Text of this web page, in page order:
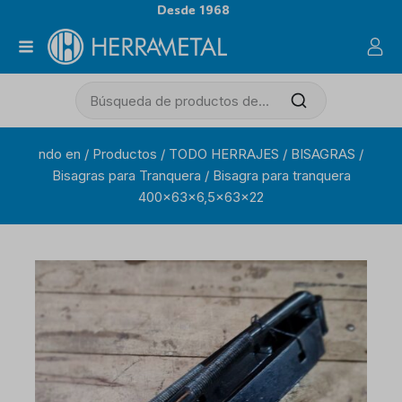
Desde 1968
ndo en / Productos / TODO HERRAJES / BISAGRAS /
Bisagras para Tranquera / Bisagra para tranquera
400x63x6,5x63x22